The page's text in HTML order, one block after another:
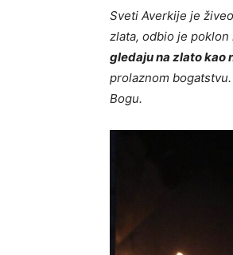
Sveti Averkije je
zlata, odbio je
gledaju na zlato kao
prolaznom
Bogu.